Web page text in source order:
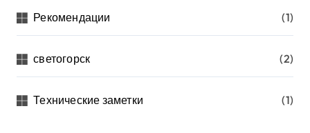
Рекомендации (1)
светогорск (2)
Технические заметки (1)